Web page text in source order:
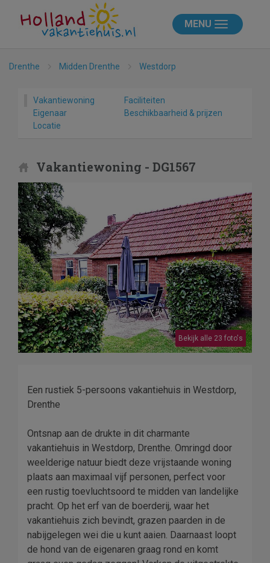
MENU
Drenthe Midden Drenthe Westdorp
Vakantiewoning
Faciliteiten
Eigenaar
Beschikbaarheid & prijzen
Locatie
Vakantiewoning - DG1567
Bekijk alle 23 foto's
Een rustiek 5-persoons vakantiehuis in Westdorp,
Drenthe
Ontsnap aan de drukte in dit charmante
vakantiehuis in Westdorp, Drenthe. Omringd door
weelderige natuur biedt deze vrijstaande woning
plaats aan maximaal vijf personen, perfect voor
een rustig toevluchtsoord te midden van landelijke
pracht. Op het erf van de boerderij, waar het
vakantiehuis zich bevindt, grazen paarden in de
nabijgelegen wei die u kunt aaien. Daarnaast loopt
de hond van de eigenaren graag rond en komt